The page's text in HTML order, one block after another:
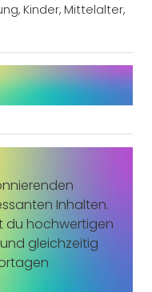
, Kinder, Mittelalter,
Inhalten.
du hochwertigen
gleichzeitig